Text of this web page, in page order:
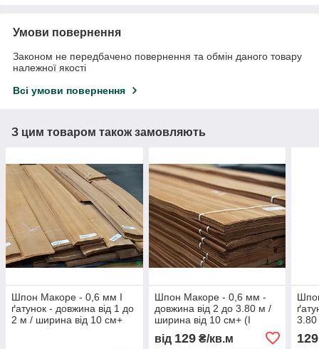
Умови повернення
Законом не передбачено повернення та обмін даного товару
належної якості
Всі умови повернення
З цим товаром також замовляють
Шпон Макоре - 0,6 мм І
ґатунок - довжина від 1 до
2 м / ширина від 10 см+
Шпон Макоре - 0,6 мм -
довжина від 2 до 3.80 м /
ширина від 10 см+ (I
від 129₴/кв.м 129